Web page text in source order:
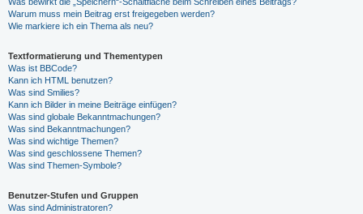
Warum muss mein Beitrag erst freigegeben werden?
Wie markiere ich ein Thema als neu?
Textformatierung und Thementypen
Was ist BBCode?
Kann ich HTML benutzen?
Was sind Smilies?
Kann ich Bilder in meine Beiträge einfügen?
Was sind globale Bekanntmachungen?
Was sind Bekanntmachungen?
Was sind wichtige Themen?
Was sind geschlossene Themen?
Was sind Themen-Symbole?
Benutzer-Stufen und Gruppen
Was sind Administratoren?